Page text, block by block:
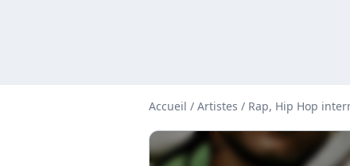
Accueil / Artistes / Rap, Hip Hop